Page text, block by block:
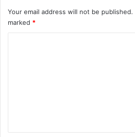
Your email address will not be published.
marked *